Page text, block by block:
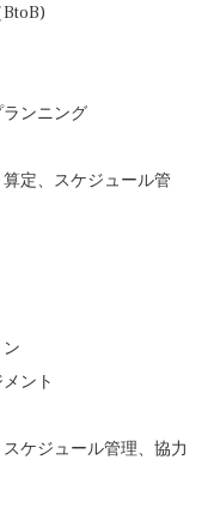
ンニング
定、スケジュール管
ント
ケジュール管理、協力